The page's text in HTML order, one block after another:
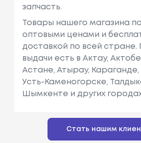
запчасть.
Товары нашего магазина
оптовыми ценами и
доставкой по всей стране.
выдачи есть в Актау,
Астане, Атырау, Караганде,
Усть-Каменогорске,
Шымкенте и других
Стать нашим